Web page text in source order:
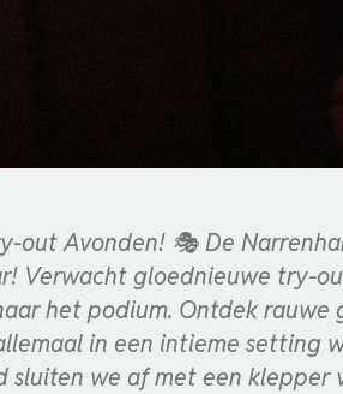
out Avonden! 🎭 De
Verwacht gloednieuwe try-
het podium. Ontdek rauwe
in een intieme setting
we af met een klepper